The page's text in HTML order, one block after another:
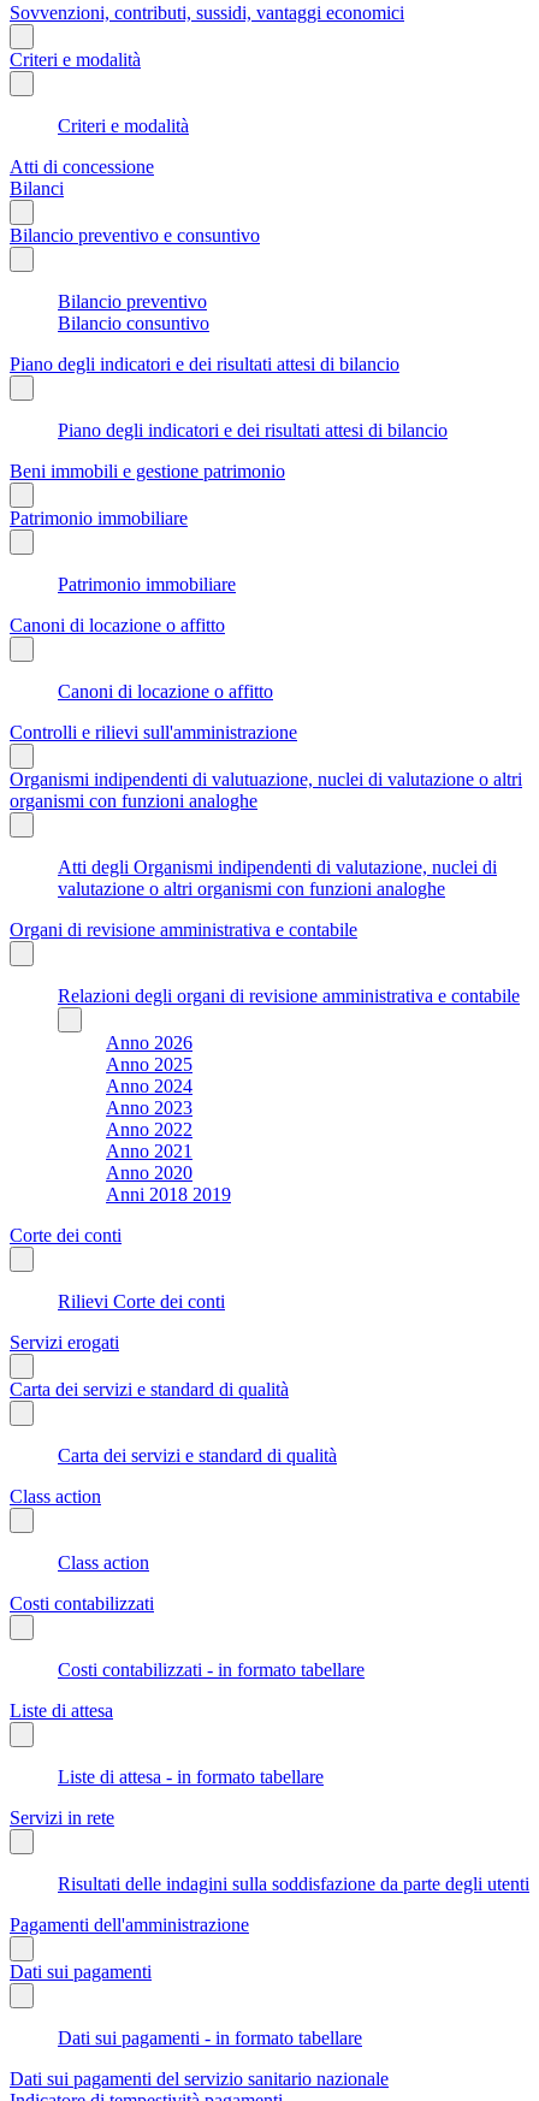
Sovvenzioni, contributi, sussidi, vantaggi economici
Criteri e modalità
Criteri e modalità
Atti di concessione
Bilanci
Bilancio preventivo e consuntivo
Bilancio preventivo
Bilancio consuntivo
Piano degli indicatori e dei risultati attesi di bilancio
Piano degli indicatori e dei risultati attesi di bilancio
Beni immobili e gestione patrimonio
Patrimonio immobiliare
Patrimonio immobiliare
Canoni di locazione o affitto
Canoni di locazione o affitto
Controlli e rilievi sull'amministrazione
Organismi indipendenti di valutuazione, nuclei di valutazione o altri
organismi con funzioni analoghe
Atti degli Organismi indipendenti di valutazione, nuclei di
valutazione o altri organismi con funzioni analoghe
Organi di revisione amministrativa e contabile
Relazioni degli organi di revisione amministrativa e contabile
Anno 2026
Anno 2025
Anno 2024
Anno 2023
Anno 2022
Anno 2021
Anno 2020
Anni 2018 2019
Corte dei conti
Rilievi Corte dei conti
Servizi erogati
Carta dei servizi e standard di qualità
Carta dei servizi e standard di qualità
Class action
Class action
Costi contabilizzati
Costi contabilizzati - in formato tabellare
Liste di attesa
Liste di attesa - in formato tabellare
Servizi in rete
Risultati delle indagini sulla soddisfazione da parte degli utenti
Pagamenti dell'amministrazione
Dati sui pagamenti
Dati sui pagamenti - in formato tabellare
Dati sui pagamenti del servizio sanitario nazionale